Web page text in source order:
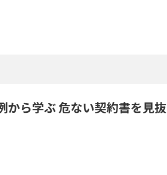
から学ぶ 危ない契約書を見抜